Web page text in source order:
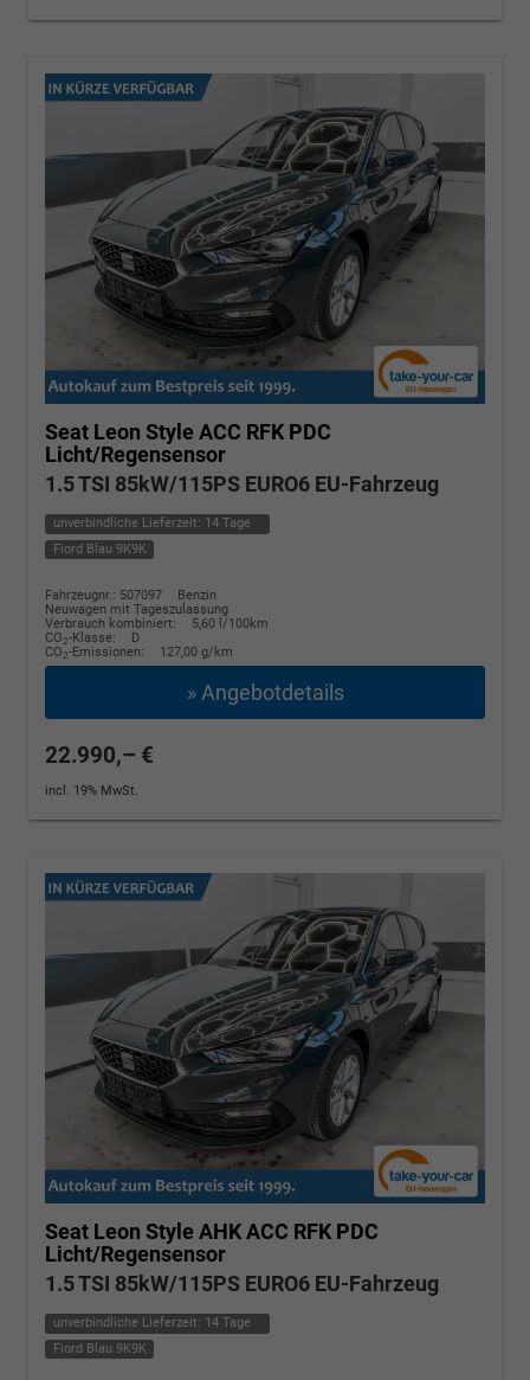
Seat Leon Style ACC RFK PDC
Licht/Regensensor
1.5 TSI 85kW/115PS EURO6 EU-Fahrzeug
unverbindliche Lieferzeit: 14 Tage
Fiord Blau 9K9K
Fahrzeugnr.: 507097
Benzin
Neuwagen mit Tageszulassung
Verbrauch kombiniert:
5,60 l/100km
CO2-Klasse:
D
CO2-Emissionen: 127,00 g/km
» Angebotdetails
22.990,– €
incl. 19% MwSt.
Seat Leon Style AHK ACC RFK PDC
Licht/Regensensor
1.5 TSI 85kW/115PS EURO6 EU-Fahrzeug
unverbindliche Lieferzeit: 14 Tage
Fiord Blau 9K9K